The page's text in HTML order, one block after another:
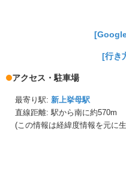
[行き
アクセス・駐車場
最寄り駅: 新上挙母駅
直線距離: 駅から南に約570m
(この情報は経緯度情報を元に